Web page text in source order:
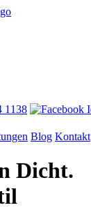
1138
Blog Kontakt
Dicht.